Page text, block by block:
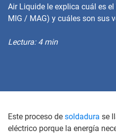
Air Liquide le explica cuál es
MIG / MAG) y cuáles son sus
Lectura: 4 min
Este proceso de soldadura se
eléctrico porque la energía